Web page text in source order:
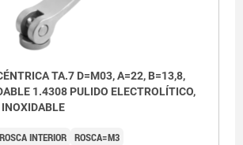
TA.7 D=M03, A=22, B=13,8,
1.4308 PULIDO ELECTROLÍTICO,
INTERIOR ROSCA=M3